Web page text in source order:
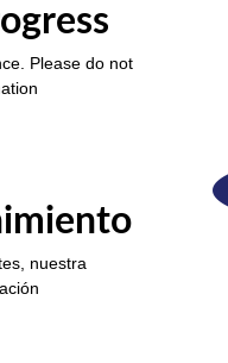
Please do not
nuestra